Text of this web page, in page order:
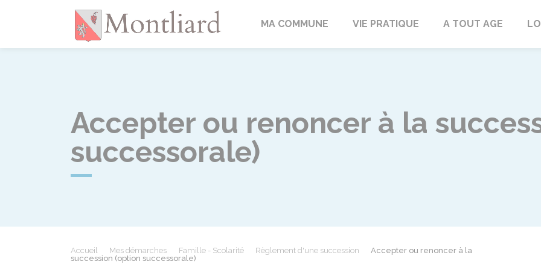
MontliardMA COMMUNE VIE PRATIQUE A TOUT AGE
Accepter ou renoncer à la
successorale)
Accueil Mes démarches Famille - Scolarité Règlement d'une succession
Accepter ou renoncer à la
succession (option successorale)